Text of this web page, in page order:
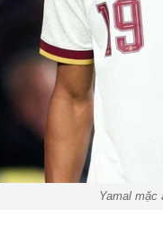
Yamal mặc